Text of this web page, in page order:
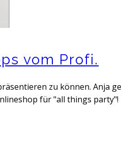
vom Profi.
zu können. Anja
für "all things party"!